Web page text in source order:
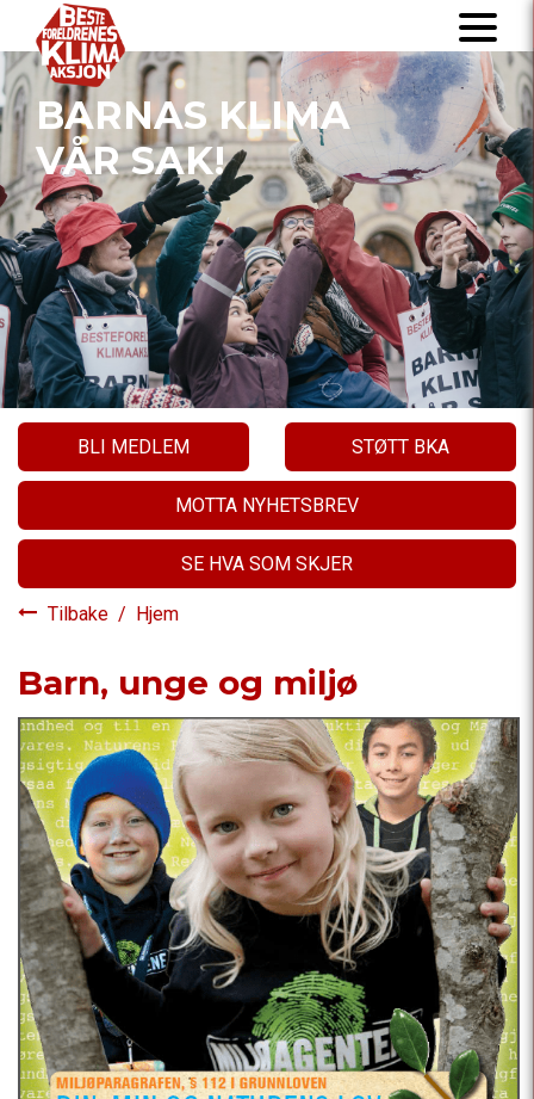
BARNAS KLIMA
VÅR SAK!
BLI MEDLEM STØTT BKA
MOTTA NYHETSBREV
SE HVA SOM SKJER
Tilbake / Hjem
Barn, unge og miljø